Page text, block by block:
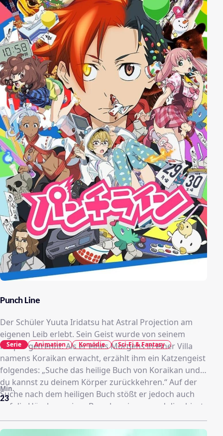
Punch Line
Der Schüler Yuuta Iridatsu hat Astral Projection am
eigenen Leib erlebt. Sein Geist wurde von seinem
Körper getrennt. Als er eines Morgens in einer Villa
namens Koraikan erwacht, erzählt ihm ein Katzengeist
folgendes: „Suche das heilige Buch von Koraikan und
du kannst zu deinem Körper zurückkehren.“ Auf der
Suche nach dem heiligen Buch stößt er jedoch auch
auf die Höschen seiner Bewohnerinnen und dies birgt
einige größere Schwierigkeiten für die gesamte
Menschheit.
23
Min.
Serie Animation Komödie Sci-Fi & Fantasy